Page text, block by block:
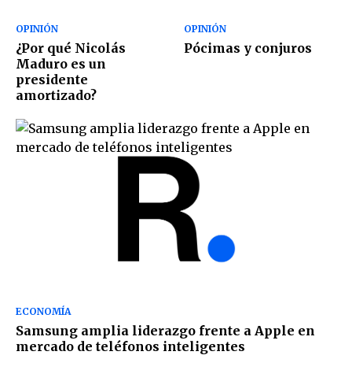
OPINIÓN
¿Por qué Nicolás
Maduro es un
presidente
amortizado?
OPINIÓN
Pócimas y conjuros
ECONOMÍA
Samsung amplia liderazgo frente a Apple en
mercado de teléfonos inteligentes